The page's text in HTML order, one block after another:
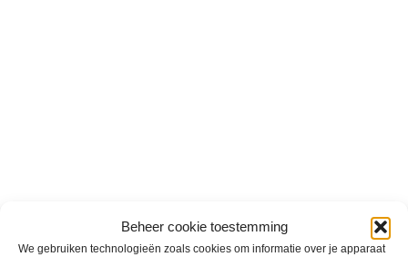
Beheer cookie toestemming
We gebruiken technologieën zoals cookies om informatie over je apparaat